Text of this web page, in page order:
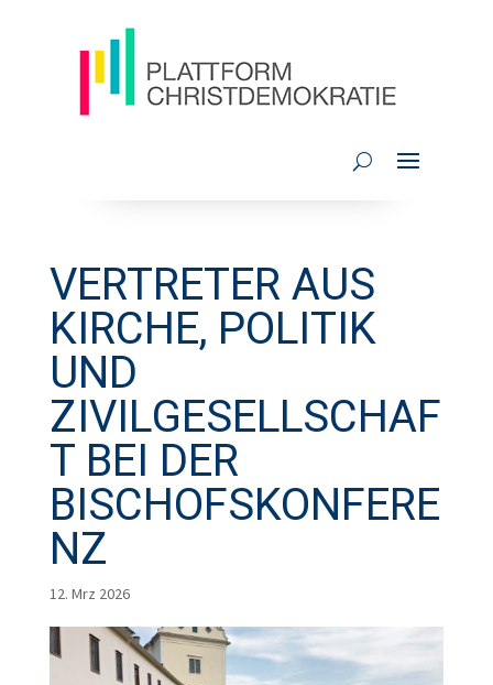
VERTRETER AUS
KIRCHE, POLITIK
UND
ZIVILGESELLSCHAF
T BEI DER
BISCHOFSKONFERE
NZ
12. Mrz 2026